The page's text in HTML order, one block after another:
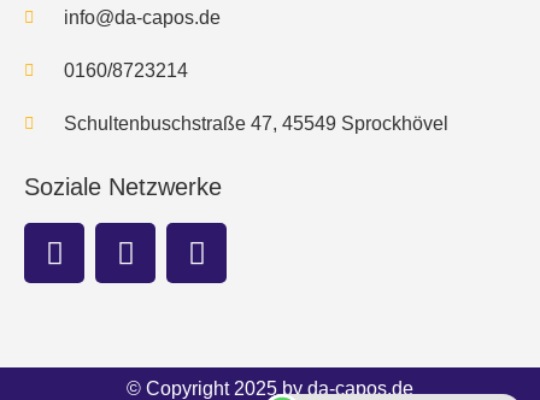
info@da-capos.de
0160/8723214
Schultenbuschstraße 47, 45549 Sprockhövel
Soziale Netzwerke
© Copyright 2025 by da-capos.de